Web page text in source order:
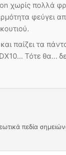
χωρίς πολλά
φεύγει
παίζει τα
Τότε θα…
πεδία